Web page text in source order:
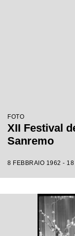
FOTO
XII Festival
Sanremo
8 FEBBRAIO 1962 -